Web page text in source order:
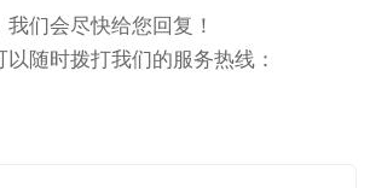
们会尽快给您回复！
随时拨打我们的服务热线：